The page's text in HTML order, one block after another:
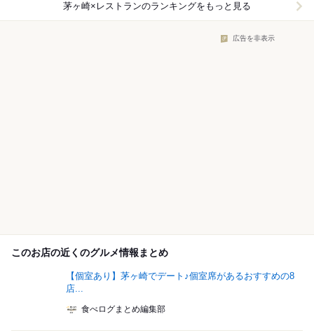
茅ヶ崎×レストランのランキングをもっと見る
広告を非表示
このお店の近くのグルメ情報まとめ
【個室あり】茅ヶ崎でデート♪個室席があるおすすめの8
店...
食べログまとめ編集部